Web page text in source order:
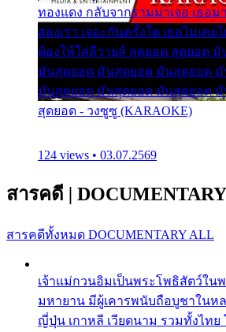
ทองแดง กลับจากรามมาเจอ เธอ
สองเรา เจอะกันครั้งใด เธอไม่เคย
ต้องให้ใส่ลีวายส์ สุดยอด สุดยอด
มันสุดยอด มันสุดยอด มันสุดยอด
มันสุดยอด มันสุดยอด มันสุดยอด
สุดยอด - วงซูซู (KARAOKE)
124 views • 03.07.2569
สารคดี | DOCUMENTARY
สารคดีทั้งหมด DOCUMENTARY ALL
เจ้าแม่กวนอิมเป็นพระโพธิสัตว์ใน
มหายาน มีผู้เคารพนับถือบูชาในห
ญี่ปุ่น เกาหลี เวียดนาม รวมทั้งไทย